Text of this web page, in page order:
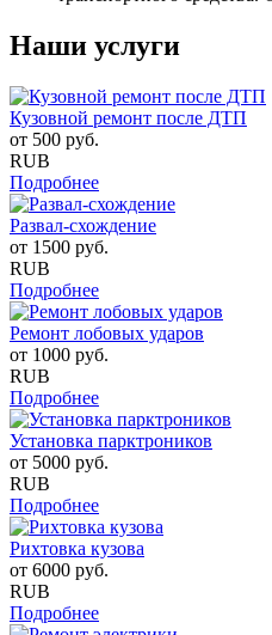
Наши услуги
Кузовной ремонт после ДТП
от 500 руб.
RUB
Подробнее
Развал-схождение
от 1500 руб.
RUB
Подробнее
Ремонт лобовых ударов
от 1000 руб.
RUB
Подробнее
Установка парктроников
от 5000 руб.
RUB
Подробнее
Рихтовка кузова
от 6000 руб.
RUB
Подробнее